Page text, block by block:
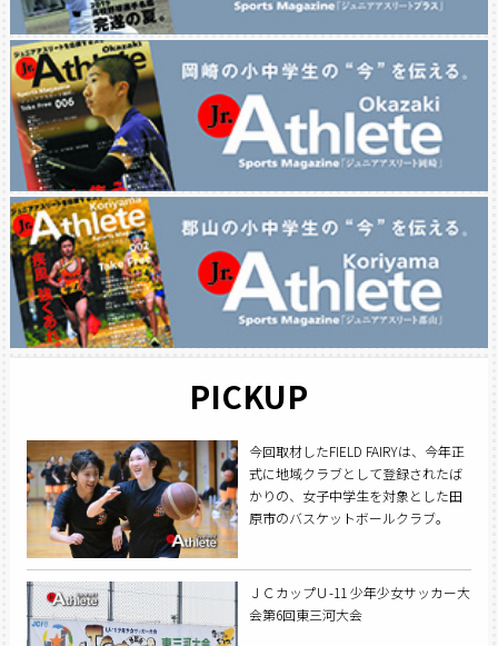
PICKUP
今回取材したFIELD FAIRYは、今年正
式に地域クラブとして登録されたば
かりの、女子中学生を対象とした田
原市のバスケットボールクラブ。
ＪＣカップＵ-11 少年少女サッカー大
会第6回東三河大会